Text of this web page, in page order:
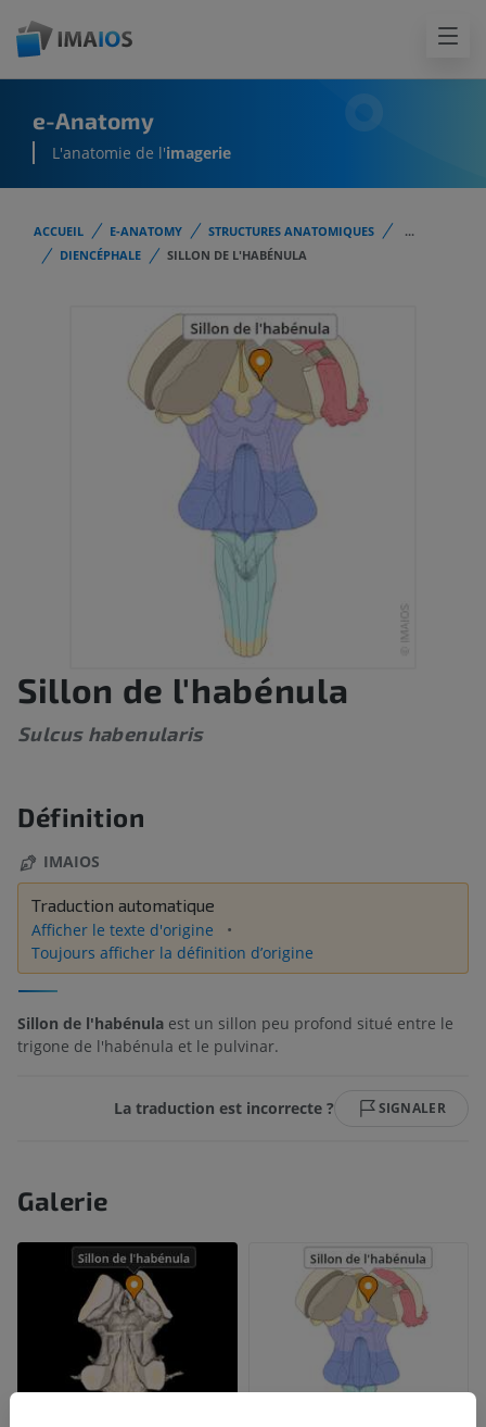
e-Anatomy
L'anatomie de l'imagerie
ACCUEIL E-ANATOMY STRUCTURES ANATOMIQUES
...
DIENCÉPHALE
SILLON DE L'HABÉNULA
Sillon de l'habénula
Sulcus habenularis
Définition
IMAIOS
Traduction automatique
Afficher le texte d'origine
Toujours afficher la définition d’origine
Sillon de l'habénula est un sillon peu profond situé entre le
trigone de l'habénula et le pulvinar.
La traduction est incorrecte ? SIGNALER
Galerie